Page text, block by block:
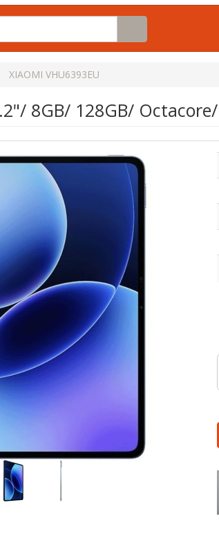
XIAOMI VHU6393EU
8GB/ 128GB/